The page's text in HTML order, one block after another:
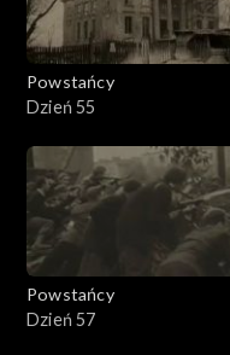
Powstańcy
Dzień 55
Powstańcy
Dzień 57